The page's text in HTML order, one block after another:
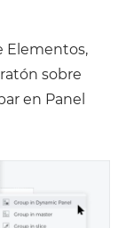
Elementos,
sobre
en Panel